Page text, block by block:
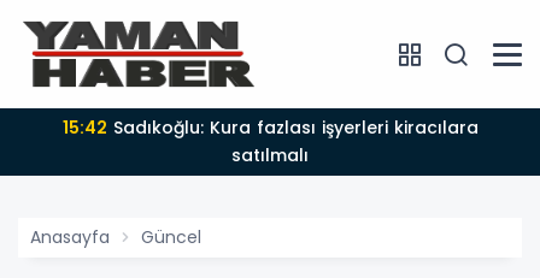
15:42
satılmalı
Anasayfa Güncel